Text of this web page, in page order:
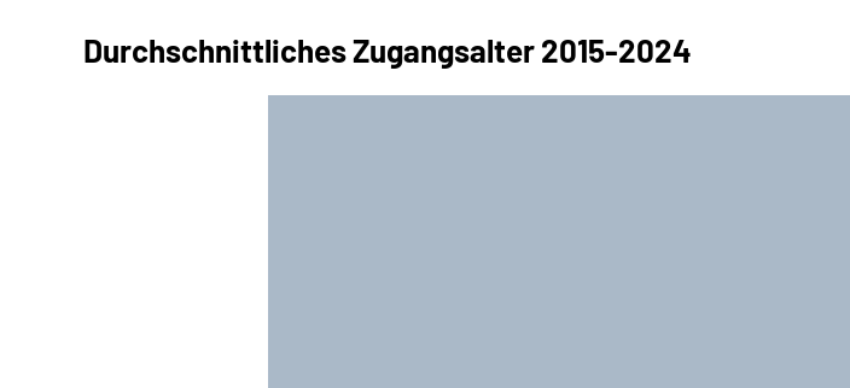
Durchschnittliches Zugangsalter 2015-2024